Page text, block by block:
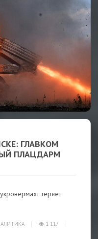
ГЛАВКОМ
ПЛАЦДАРМ
теряет
1 117